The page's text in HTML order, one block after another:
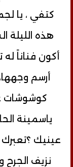
كتفي ، يا
هذه الليلة
أكون فناناً
أرسم
كوشوشات
ياسمينة
عينيك
نزيف الجرح